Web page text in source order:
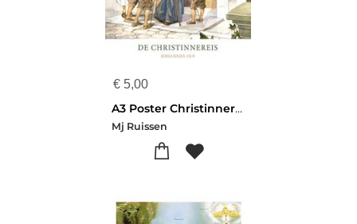
€ 5,00
A3 Poster Christinnereis
Mj Ruissen